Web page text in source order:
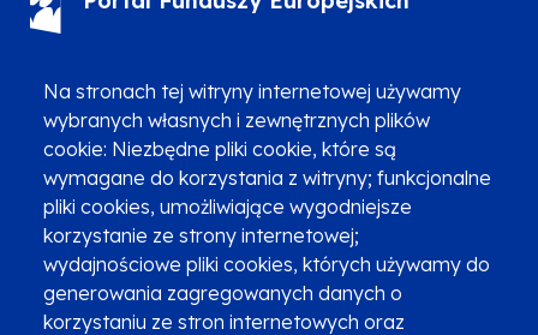
Na stronach tej witryny internetowej używamy
wybranych własnych i zewnętrznych plików
cookie: Niezbędne pliki cookie, które są
wymagane do korzystania z witryny; funkcjonalne
pliki cookies, umożliwiające wygodniejsze
korzystanie ze strony internetowej;
wydajnościowe pliki cookies, których używamy do
generowania zagregowanych danych o
korzystaniu ze stron internetowych oraz
Zgłoszenia podejrzenia niezgodności z KPP i KPON
Newsletter
Fundusze SMS-em
Najczęściej zadawane pytania
Promocja projektu